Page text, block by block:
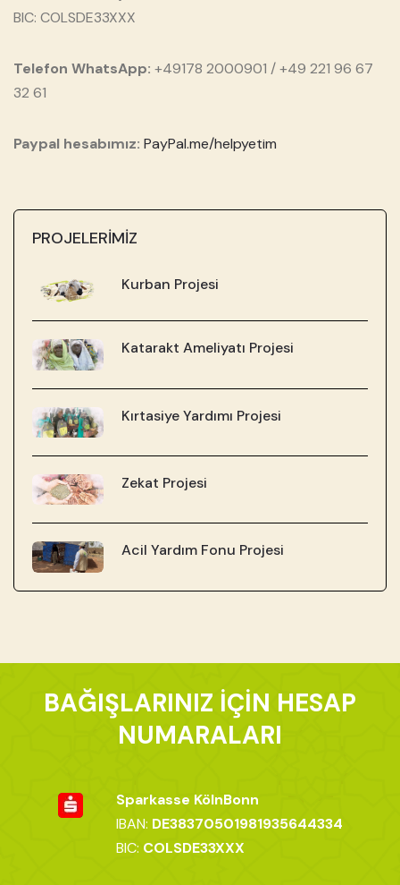
BIC: COLSDE33XXX
Telefon WhatsApp: +49178 2000901 / +49 221 96 67
32 61
Paypal hesabımız: PayPal.me/helpyetim
PROJELERİMİZ
Kurban Projesi
Katarakt Ameliyatı Projesi
Kırtasiye Yardımı Projesi
Zekat Projesi
Acil Yardım Fonu Projesi
BAĞIŞLARINIZ İÇİN HESAP
NUMARALARI
Sparkasse KölnBonn
IBAN: DE38370501981935644334
BIC: COLSDE33XXX